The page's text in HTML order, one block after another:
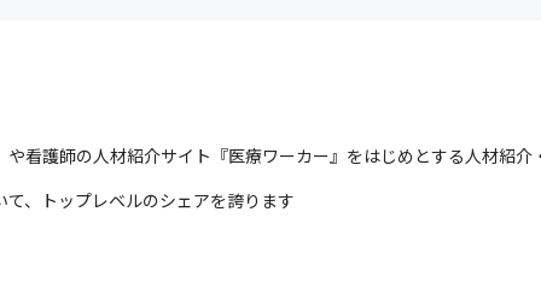
看護師の人材紹介サイト『医療ワーカー』をはじめとする人材紹
、トップレベルのシェアを誇ります